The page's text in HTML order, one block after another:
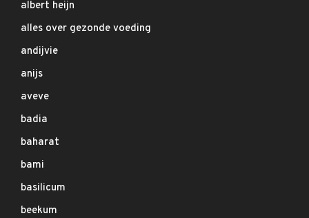
albert heijn
alles over gezonde voeding
andijvie
anijs
aveve
badia
baharat
bami
basilicum
beekum